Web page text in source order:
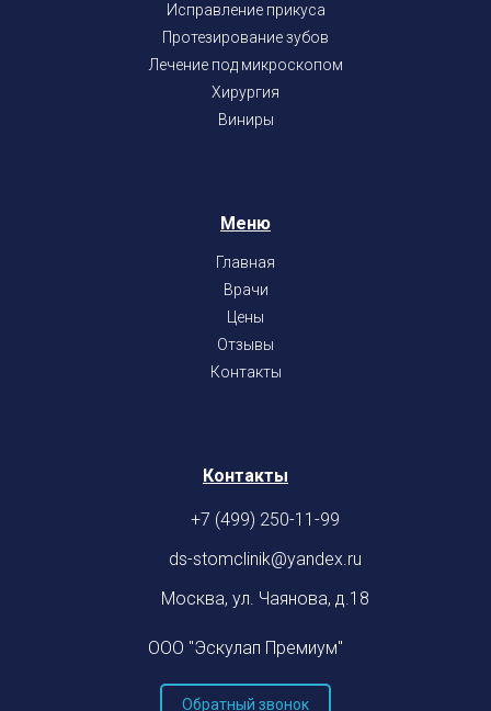
Исправление прикуса
Протезирование зубов
Лечение под микроскопом
Хирургия
Виниры
Меню
Главная
Врачи
Цены
Отзывы
Контакты
Контакты
+7 (499) 250-11-99
ds-stomclinik@yandex.ru
Москва, ул. Чаянова, д.18
ООО "Эскулап Премиум"
Обратный звонок